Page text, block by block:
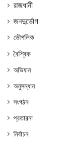
রাজধানী
জনদুর্ভোগ
ভৌগলিক
বৈশ্বিক
অভিযান
অনুসন্ধান
সংগঠন
প্রতারনা
নির্বাচন